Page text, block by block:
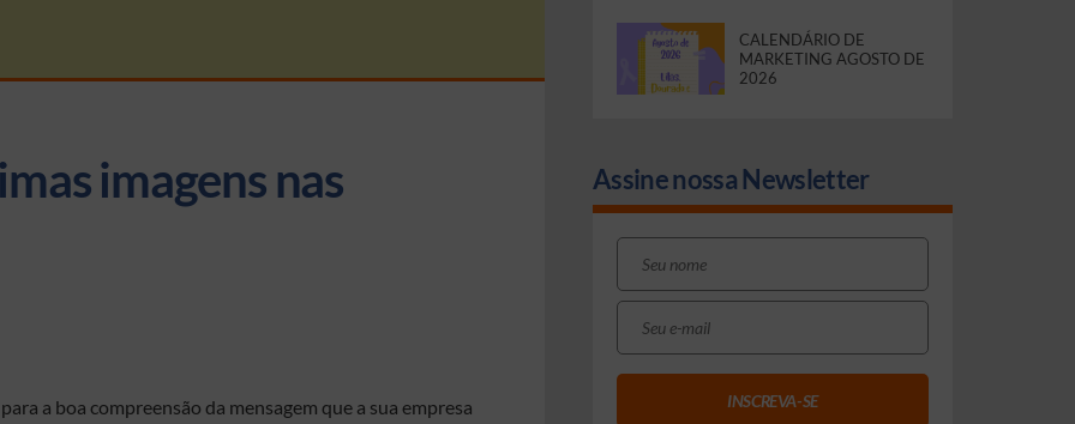
imagens nas
a boa compreensão da mensagem que a sua empresa
CALENDÁRIO DE
MARKETING AGOSTO DE
2026
Assine nossa Newsletter